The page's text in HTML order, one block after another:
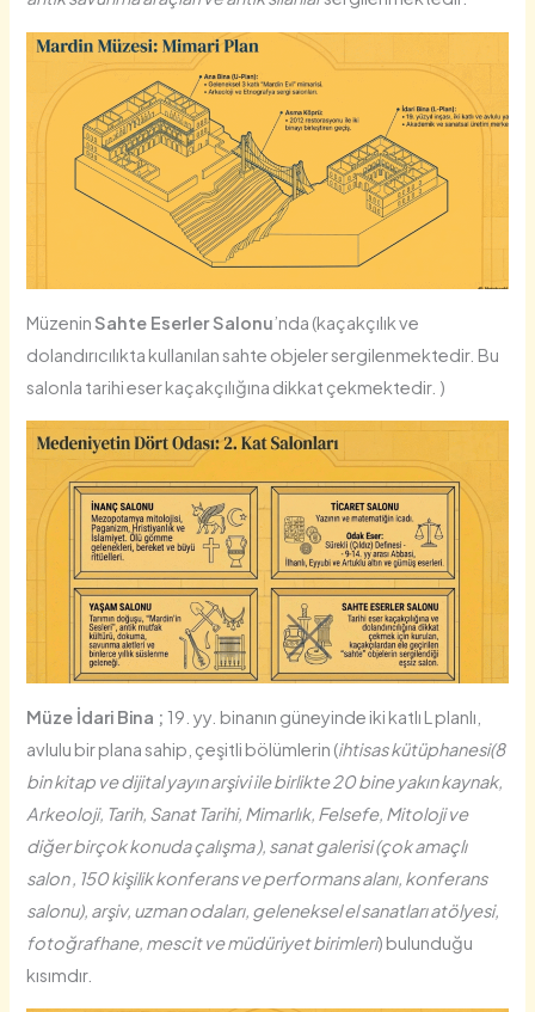
MüzeninSahte Eserler Salonu’nda (kaçakçılık ve
dolandırıcılıkta kullanılan sahte objeler sergilenmektedir. Bu
salonla tarihi eser kaçakçılığına dikkat çekmektedir. )
Müze İdari Bina ;19. yy. binanın güneyinde iki katlı L planlı,
avlulu bir plana sahip, çeşitli bölümlerin (ihtisas kütüphanesi(8
bin kitap ve dijital yayın arşivi ile birlikte 20 bine yakın kaynak,
Arkeoloji, Tarih, Sanat Tarihi, Mimarlık, Felsefe, Mitoloji ve
diğer birçok konuda çalışma ), sanat galerisi (çok amaçlı
salon , 150 kişilik konferans ve performans alanı, konferans
salonu), arşiv, uzman odaları, geleneksel el sanatları atölyesi,
fotoğrafhane, mescit ve müdüriyet birimleri) bulunduğu
kısımdır.